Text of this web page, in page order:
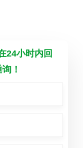
24小时内回
！